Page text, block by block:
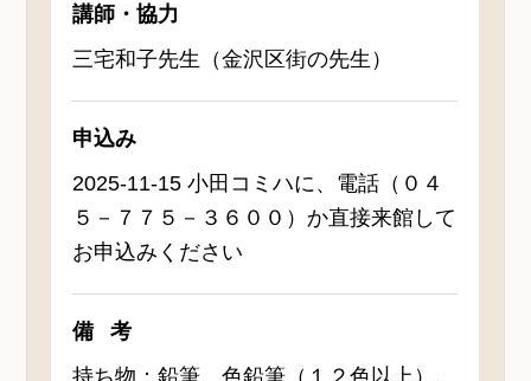
講師・協力
三宅和子先生（金沢区街の先生）
申込み
2025-11-15 小田コミハに、電話（０４
５－７７５－３６００）か直接来館して
お申込みください
備考